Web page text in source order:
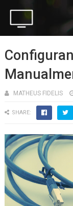
MATHEUS FIDELIS
SHARE: